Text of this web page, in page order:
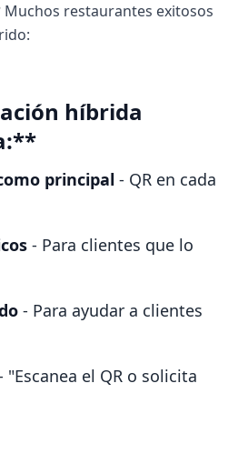
Muchos restaurantes exitosos
híbrida
principal - QR en cada
- Para clientes que lo
- Para ayudar a clientes
"Escanea el QR o solicita